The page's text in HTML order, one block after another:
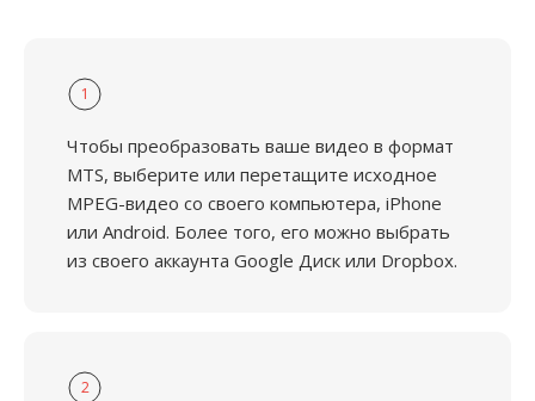
1
Чтобы преобразовать ваше видео в формат
MTS, выберите или перетащите исходное
MPEG-видео со своего компьютера, iPhone
или Android. Более того, его можно выбрать
из своего аккаунта Google Диск или Dropbox.
2